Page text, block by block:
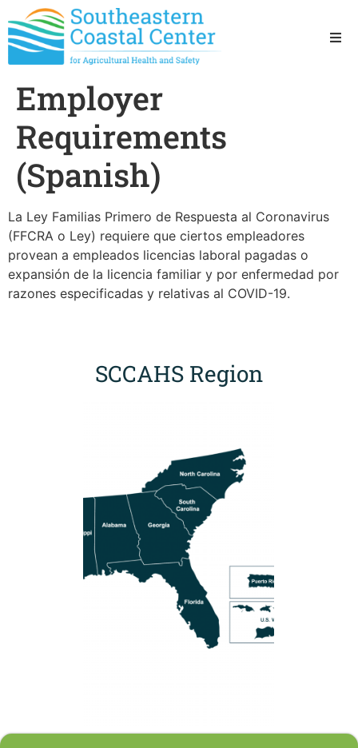
Employer
Requirements
(Spanish)
La Ley Familias Primero de Respuesta al Coronavirus
(FFCRA o Ley) requiere que ciertos empleadores
provean a empleados licencias laboral pagadas o
expansión de la licencia familiar y por enfermedad por
razones especificadas y relativas al COVID-19.
SCCAHS Region